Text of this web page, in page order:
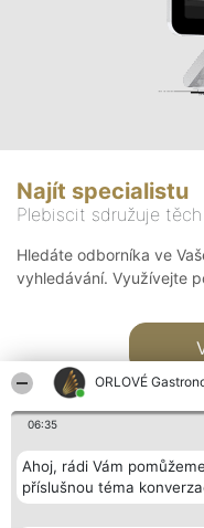
ORLOVÉ
06:35
Ahoj, rádi Vám
příslušnou téma
Najít specialistu
Plebiscit sdružuje
Hledáte odborníka ve
vyhledávání. Využívejte